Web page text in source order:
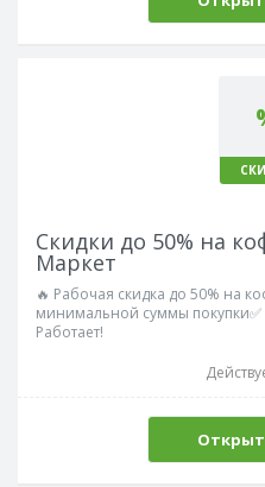
Скидки до 50% на
Маркет
🔥 Рабочая скидка до 50% на
минимальной суммы
Работает!